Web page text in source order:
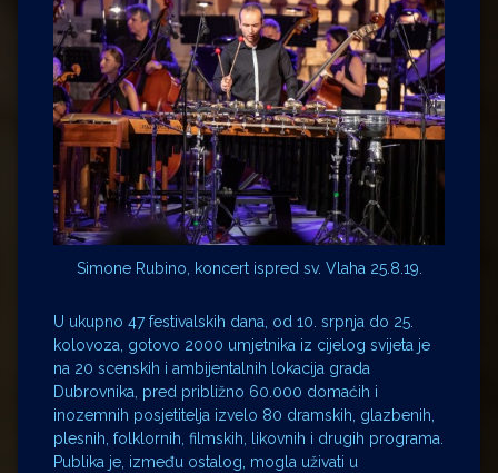
Simone Rubino, koncert ispred sv. Vlaha 25.8.19.
U ukupno 47 festivalskih dana, od 10. srpnja do 25.
kolovoza, gotovo 2000 umjetnika iz cijelog svijeta je
na 20 scenskih i ambijentalnih lokacija grada
Dubrovnika, pred približno 60.000 domaćih i
inozemnih posjetitelja izvelo 80 dramskih, glazbenih,
plesnih, folklornih, filmskih, likovnih i drugih programa.
Publika je, između ostalog, mogla uživati u